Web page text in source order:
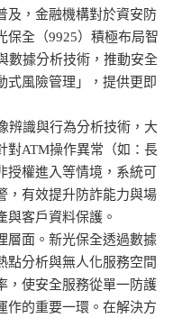
及，金融機構對於資安防
保全（9925）積極布局智
數據分析技術，推動安全
式風險管理」，提供更即
辨識與行為分析技術，大
對ATM操作異常（如：長
授權進入等情境，系統可
，有效提升防詐能力與場
與客戶資料保護。
層面。新光保全透過數據
點分析與無人化服務空間
，使安全服務從單一防護
作的重要一環。在解決方